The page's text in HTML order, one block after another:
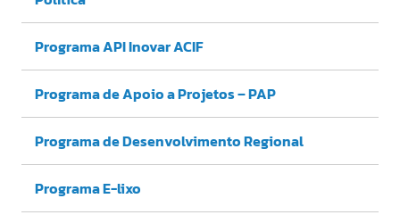
Programa API Inovar ACIF
Programa de Apoio a Projetos – PAP
Programa de Desenvolvimento Regional
Programa E-lixo